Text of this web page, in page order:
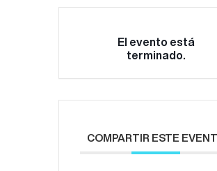
El evento está
terminado.
COMPARTIR ESTE